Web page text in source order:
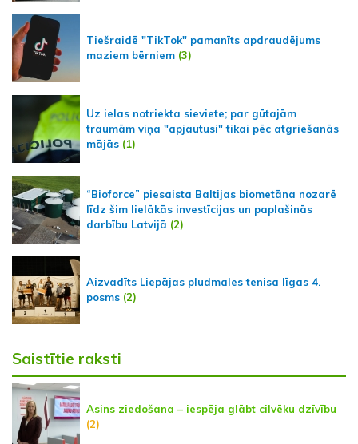
Tiešraidē "TikTok" pamanīts apdraudējums
maziem bērniem (3)
Uz ielas notriekta sieviete; par gūtajām
traumām viņa "apjautusi" tikai pēc atgriešanās
mājās (1)
“Bioforce” piesaista Baltijas biometāna nozarē
līdz šim lielākās investīcijas un paplašinās
darbību Latvijā (2)
Aizvadīts Liepājas pludmales tenisa līgas 4.
posms (2)
Saistītie raksti
Asins ziedošana – iespēja glābt cilvēku dzīvību
(2)